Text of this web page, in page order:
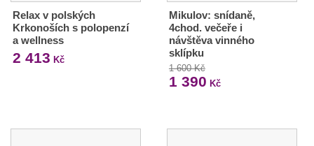
Relax v polských
Krkonoších s polopenzí
a wellness
2 413 Kč
Mikulov: snídaně,
4chod. večeře i
návštěva vinného
sklípku
1 600 Kč
1 390 Kč